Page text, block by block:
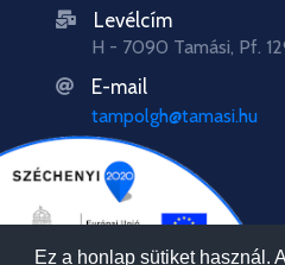
Ez a honlap sütiket használ.
Levélcím
H - 7090 Tamási, Pf.
E-mail
tampolgh@tamasi.hu